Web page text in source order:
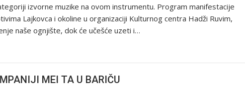
izvorne muzike na ovom instrumentu. Program manifestacije
Lajkovca i okoline u organizaciji Kulturnog centra Hadži Ruvim,
naše ognjište, dok će učešće uzeti i…
MEI TA U BARIČU